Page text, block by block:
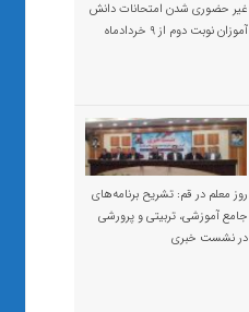
غیر حضوری شدن امتحانات دانش
آموزان نوبت دوم از ۹ خردادماه
روز معلم در قم: تشریح برنامه‌های
جامع آموزشی، تربیتی و پرورشی
در نشست خبری